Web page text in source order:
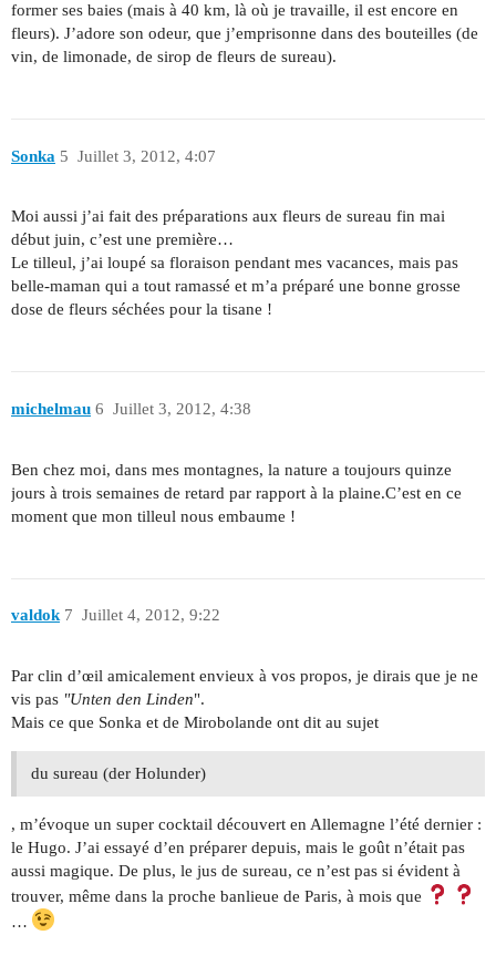
former ses baies (mais à 40 km, là où je travaille, il est encore en
fleurs). J’adore son odeur, que j’emprisonne dans des bouteilles (de
vin, de limonade, de sirop de fleurs de sureau).
Sonka Juillet 3, 2012, 4:07
5
Moi aussi j’ai fait des préparations aux fleurs de sureau fin mai
début juin, c’est une première…
Le tilleul, j’ai loupé sa floraison pendant mes vacances, mais pas
belle-maman qui a tout ramassé et m’a préparé une bonne grosse
dose de fleurs séchées pour la tisane !
michelmau Juillet 3, 2012, 4:38
6
Ben chez moi, dans mes montagnes, la nature a toujours quinze
jours à trois semaines de retard par rapport à la plaine.C’est en ce
moment que mon tilleul nous embaume !
valdok Juillet 4, 2012, 9:22
7
Par clin d’œil amicalement envieux à vos propos, je dirais que je ne
vis pas "Unten den Linden".
Mais ce que Sonka et de Mirobolande ont dit au sujet
du sureau (der Holunder)
, m’évoque un super cocktail découvert en Allemagne l’été dernier :
le Hugo. J’ai essayé d’en préparer depuis, mais le goût n’était pas
aussi magique. De plus, le jus de sureau, ce n’est pas si évident à
trouver, même dans la proche banlieue de Paris, à mois que
…